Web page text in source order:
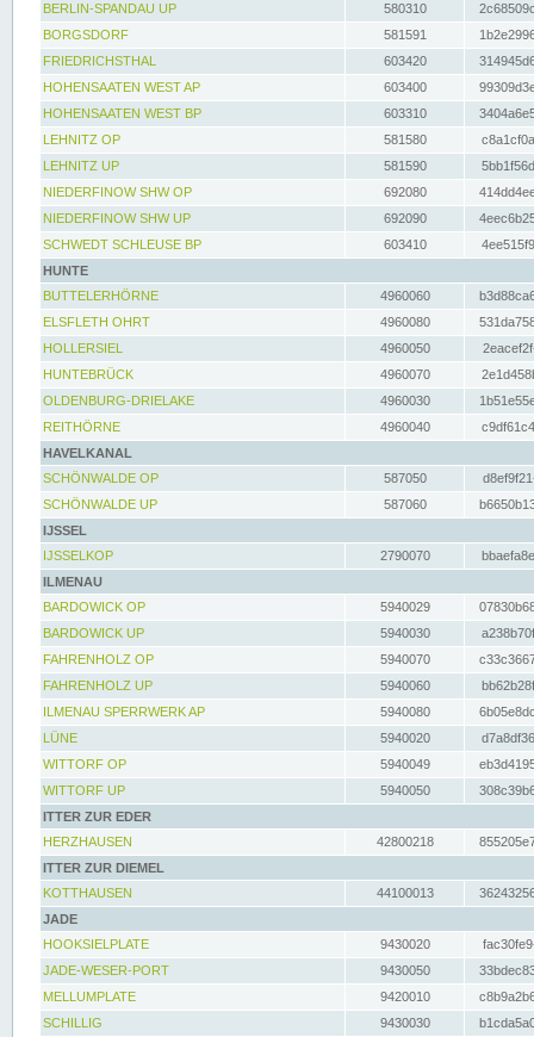
BERLIN-SPANDAU UP
580310
BORGSDORF
581591
FRIEDRICHSTHAL
603420
HOHENSAATEN WEST AP
603400
HOHENSAATEN WEST BP
603310
LEHNITZ OP
581580
LEHNITZ UP
581590
NIEDERFINOW SHW OP
692080
NIEDERFINOW SHW UP
692090
SCHWEDT SCHLEUSE BP
603410
HUNTE
BUTTELERHÖRNE
4960060
ELSFLETH OHRT
4960080
HOLLERSIEL
4960050
HUNTEBRÜCK
4960070
OLDENBURG-DRIELAKE
4960030
REITHÖRNE
4960040
HAVELKANAL
SCHÖNWALDE OP
587050
SCHÖNWALDE UP
587060
IJSSEL
IJSSELKOP
2790070
ILMENAU
BARDOWICK OP
5940029
BARDOWICK UP
5940030
FAHRENHOLZ OP
5940070
FAHRENHOLZ UP
5940060
ILMENAU SPERRWERK AP
5940080
LÜNE
5940020
WITTORF OP
5940049
WITTORF UP
5940050
ITTER ZUR EDER
HERZHAUSEN
42800218
ITTER ZUR DIEMEL
KOTTHAUSEN
44100013
JADE
HOOKSIELPLATE
9430020
JADE-WESER-PORT
9430050
MELLUMPLATE
9420010
SCHILLIG
9430030